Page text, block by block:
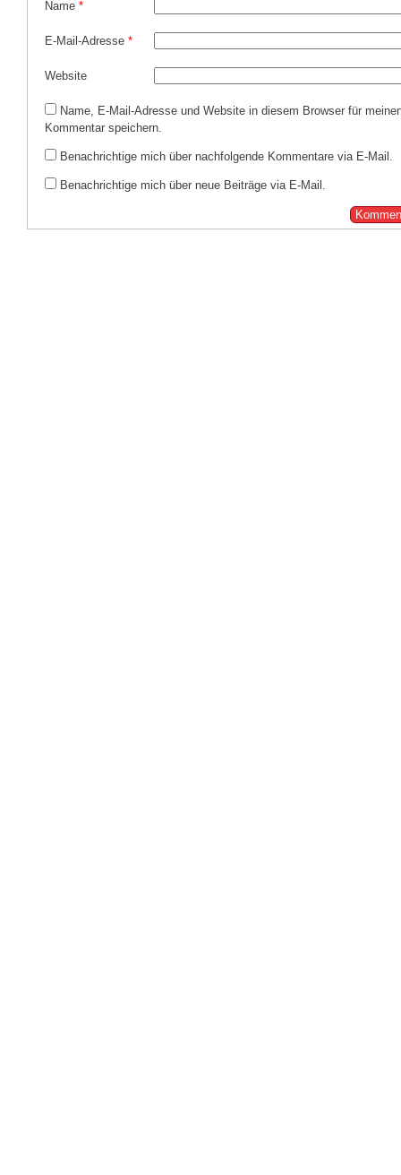
Name *
E-Mail-Adresse *
Website
Name, E-Mail-Adresse und Website in diesem Browser für
Kommentar speichern.
Benachrichtige mich über nachfolgende Kommentare via E-Mail.
Benachrichtige mich über neue Beiträge via E-Mail.